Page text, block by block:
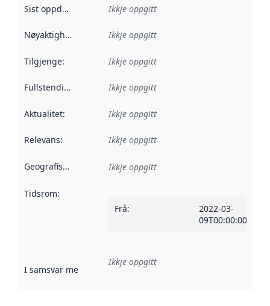
Sist oppdatert Ikkje oppgitt
Nøyaktigheit Ikkje oppgitt
Tilgjenge: Ikkje oppgitt
Fullstendigheit Ikkje oppgitt
Aktualitet: Ikkje oppgitt
Relevans: Ikkje oppgitt
Geografisk område Ikkje oppgitt
Tidsrom:
Frå:
2022-03-
09T00:00:00Z
I samsvar med Referanse til ei implementeringsregel eller
Ikkje oppgitt